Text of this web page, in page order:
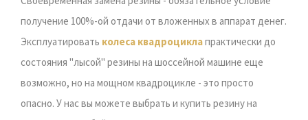
получение 100%-ой отдачи от вложенных в аппарат денег.
Эксплуатировать колеса квадроциклапрактически до
состояния "лысой" резины на шоссейной машине еще
возможно, но на мощном квадроцикле - это просто
опасно. У нас вы можете выбрать и купить резину на